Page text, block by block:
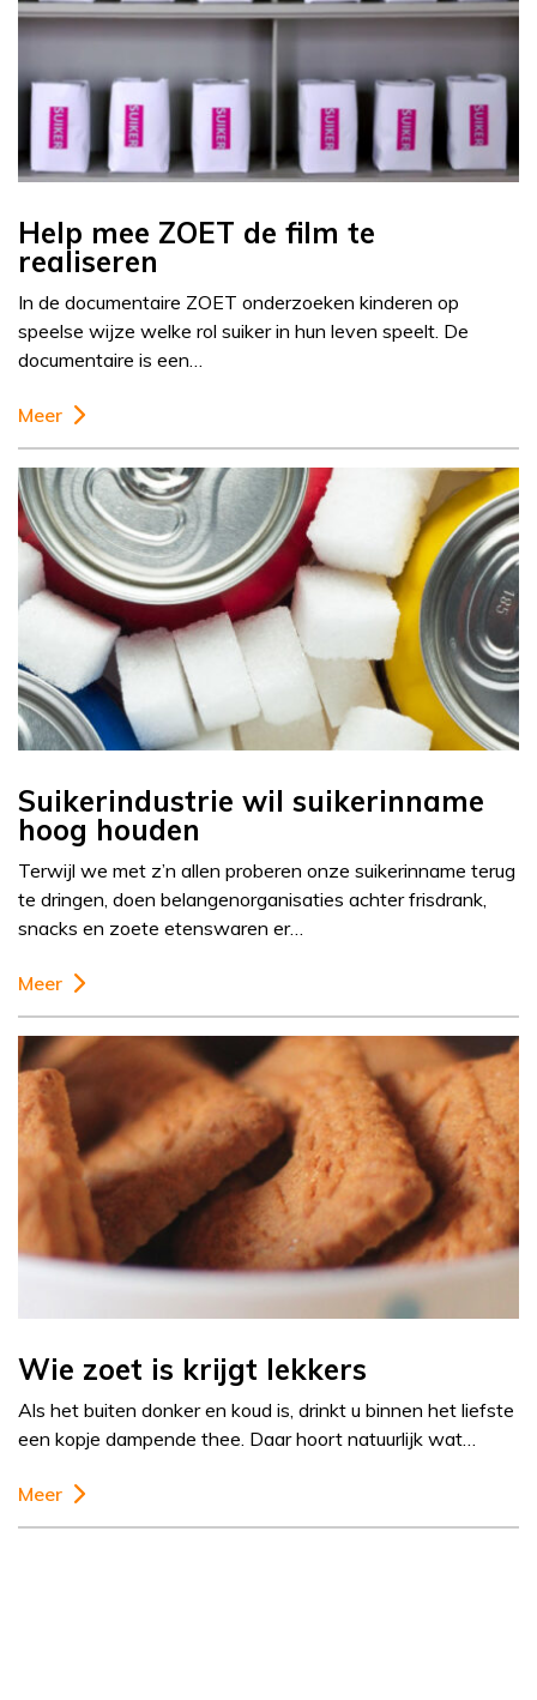
Help mee ZOET de film te
realiseren
In de documentaire ZOET onderzoeken kinderen op
speelse wijze welke rol suiker in hun leven speelt. De
documentaire is een…
Meer
Suikerindustrie wil suikerinname
hoog houden
Terwijl we met z’n allen proberen onze suikerinname terug
te dringen, doen belangenorganisaties achter frisdrank,
snacks en zoete etenswaren er…
Meer
Wie zoet is krijgt lekkers
Als het buiten donker en koud is, drinkt u binnen het liefste
een kopje dampende thee. Daar hoort natuurlijk wat…
Meer